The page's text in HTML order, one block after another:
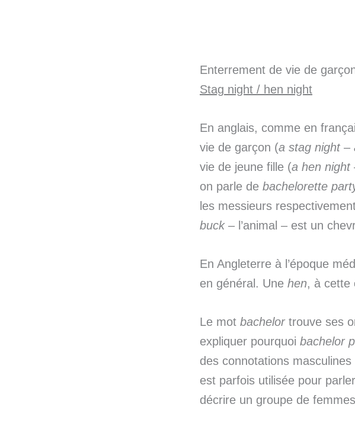
Enterrement de vie de
Stag night / hen night
En anglais, comme en
vie de garçon (a stag night –
vie de jeune fille (a hen night
on parle de bachelorette
les messieurs
buck – l’animal – est un
En Angleterre à l’époque
en général. Une hen, à cette
Le mot bachelortrouve ses
expliquer pourquoi bachelor
des connotations
est parfois utilisée pour
décrire un groupe de